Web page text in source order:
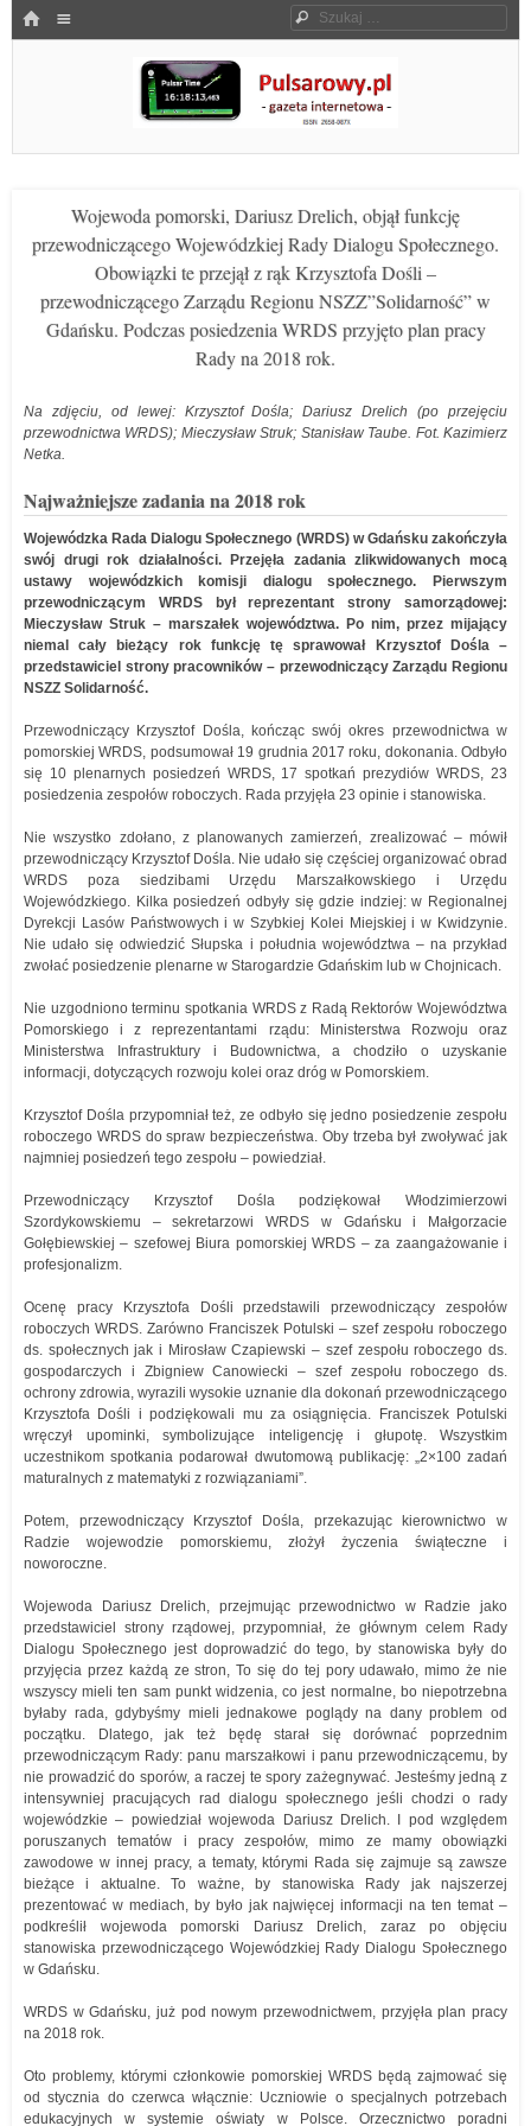
HOME Szukaj
Pulsarowy.pl
Wojewoda pomorski, Dariusz Drelich, objął funkcję
przewodniczącego Wojewódzkiej Rady Dialogu Społecznego.
Obowiązki te przejął z rąk Krzysztofa Dośli –
przewodniczącego Zarządu Regionu NSZZ”Solidarność” w
Gdańsku. Podczas posiedzenia WRDS przyjęto plan pracy
Rady na 2018 rok.
Na zdjęciu, od lewej: Krzysztof Dośla; Dariusz Drelich (po przejęciu
przewodnictwa WRDS); Mieczysław Struk; Stanisław Taube. Fot. Kazimierz
Netka.
Najważniejsze zadania na 2018 rok
Wojewódzka Rada Dialogu Społecznego (WRDS) w Gdańsku zakończyła
swój drugi rok działalności. Przejęła zadania zlikwidowanych mocą
ustawy wojewódzkich komisji dialogu społecznego. Pierwszym
przewodniczącym WRDS był reprezentant strony samorządowej:
Mieczysław Struk – marszałek województwa. Po nim, przez mijający
niemal cały bieżący rok funkcję tę sprawował Krzysztof Dośla –
przedstawiciel strony pracowników – przewodniczący Zarządu Regionu
NSZZ Solidarność.
Przewodniczący Krzysztof Dośla, kończąc swój okres przewodnictwa w
pomorskiej WRDS, podsumował 19 grudnia 2017 roku, dokonania. Odbyło
się 10 plenarnych posiedzeń WRDS, 17 spotkań prezydiów WRDS, 23
posiedzenia zespołów roboczych. Rada przyjęła 23 opinie i stanowiska.
Nie wszystko zdołano, z planowanych zamierzeń, zrealizować – mówił
przewodniczący Krzysztof Dośla. Nie udało się częściej organizować obrad
WRDS poza siedzibami Urzędu Marszałkowskiego i Urzędu
Wojewódzkiego. Kilka posiedzeń odbyły się gdzie indziej: w Regionalnej
Dyrekcji Lasów Państwowych i w Szybkiej Kolei Miejskiej i w Kwidzynie.
Nie udało się odwiedzić Słupska i południa województwa – na przykład
zwołać posiedzenie plenarne w Starogardzie Gdańskim lub w Chojnicach.
Nie uzgodniono terminu spotkania WRDS z Radą Rektorów Województwa
Pomorskiego i z reprezentantami rządu: Ministerstwa Rozwoju oraz
Ministerstwa Infrastruktury i Budownictwa, a chodziło o uzyskanie
informacji, dotyczących rozwoju kolei oraz dróg w Pomorskiem.
Krzysztof Dośla przypomniał też, ze odbyło się jedno posiedzenie zespołu
roboczego WRDS do spraw bezpieczeństwa. Oby trzeba był zwoływać jak
najmniej posiedzeń tego zespołu – powiedział.
Przewodniczący Krzysztof Dośla podziękował Włodzimierzowi
Szordykowskiemu – sekretarzowi WRDS w Gdańsku i Małgorzacie
Gołębiewskiej – szefowej Biura pomorskiej WRDS – za zaangażowanie i
profesjonalizm.
Ocenę pracy Krzysztofa Dośli przedstawili przewodniczący zespołów
roboczych WRDS. Zarówno Franciszek Potulski – szef zespołu roboczego
ds. społecznych jak i Mirosław Czapiewski – szef zespołu roboczego ds.
gospodarczych i Zbigniew Canowiecki – szef zespołu roboczego ds.
ochrony zdrowia, wyrazili wysokie uznanie dla dokonań przewodniczącego
Krzysztofa Dośli i podziękowali mu za osiągnięcia. Franciszek Potulski
wręczył upominki, symbolizujące inteligencję i głupotę. Wszystkim
uczestnikom spotkania podarował dwutomową publikację: „2×100 zadań
maturalnych z matematyki z rozwiązaniami”.
Potem, przewodniczący Krzysztof Dośla, przekazując kierownictwo w
Radzie wojewodzie pomorskiemu, złożył życzenia świąteczne i
noworoczne.
Wojewoda Dariusz Drelich, przejmując przewodnictwo w Radzie jako
przedstawiciel strony rządowej, przypomniał, że głównym celem Rady
Dialogu Społecznego jest doprowadzić do tego, by stanowiska były do
przyjęcia przez każdą ze stron, To się do tej pory udawało, mimo że nie
wszyscy mieli ten sam punkt widzenia, co jest normalne, bo niepotrzebna
byłaby rada, gdybyśmy mieli jednakowe poglądy na dany problem od
początku. Dlatego, jak też będę starał się dorównać poprzednim
przewodniczącym Rady: panu marszałkowi i panu przewodniczącemu, by
nie prowadzić do sporów, a raczej te spory zażegnywać. Jesteśmy jedną z
intensywniej pracujących rad dialogu społecznego jeśli chodzi o rady
wojewódzkie – powiedział wojewoda Dariusz Drelich. I pod względem
poruszanych tematów i pracy zespołów, mimo ze mamy obowiązki
zawodowe w innej pracy, a tematy, którymi Rada się zajmuje są zawsze
bieżące i aktualne. To ważne, by stanowiska Rady jak najszerzej
prezentować w mediach, by było jak najwięcej informacji na ten temat –
podkreślił wojewoda pomorski Dariusz Drelich, zaraz po objęciu
stanowiska przewodniczącego Wojewódzkiej Rady Dialogu Społecznego
w Gdańsku.
WRDS w Gdańsku, już pod nowym przewodnictwem, przyjęła plan pracy
na 2018 rok.
Oto problemy, którymi członkowie pomorskiej WRDS będą zajmować się
od stycznia do czerwca włącznie: Uczniowie o specjalnych potrzebach
edukacyjnych w systemie oświaty w Polsce. Orzecznictwo poradni